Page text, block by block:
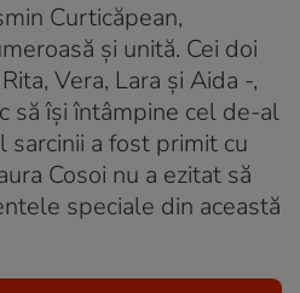
Curticăpean,
și unită. Cei doi
Vera, Lara și Aida -,
să își întâmpine cel de-al
sarcinii a fost primit cu
Cosoi nu a ezitat să
speciale din această